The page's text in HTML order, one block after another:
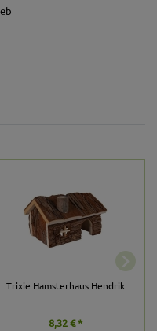
Trixie Hamsterhaus Hendrik
8,32 € *